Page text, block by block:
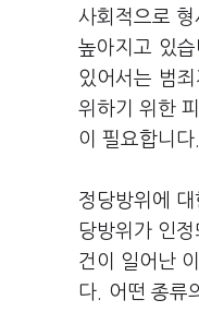
사회적으로
높아지고 있
있어서는 범
위하기 위한
이 필요합니다.
정당방위에
당방위가 인
건이 일어난
다. 어떤 종류